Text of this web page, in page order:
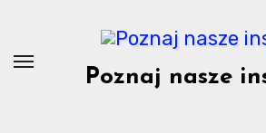
content
Poznaj nasze